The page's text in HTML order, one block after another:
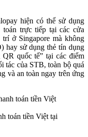
hiện có thể sử dụng
trực tiếp tại các cửa
ở Singapore mà không
hay sử dụng thẻ tín dụng
quốc tế” tại các điểm
tác của STB, toàn bộ quá
và an toàn ngay trên ứng
toán tiền Việt tại